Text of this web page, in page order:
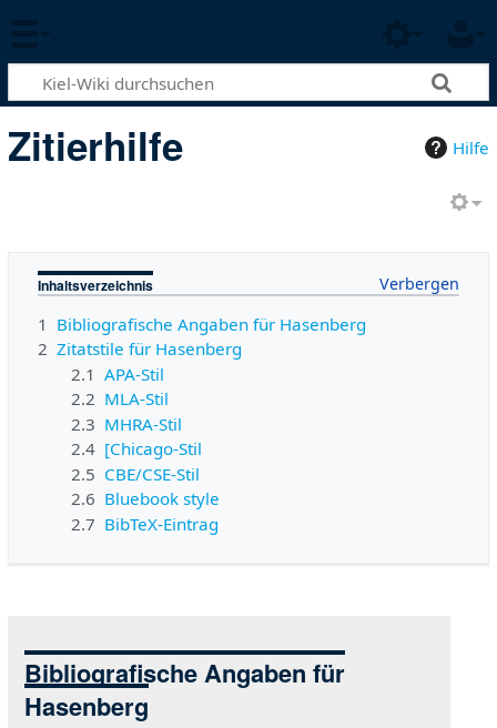
Hilfe
Zitierhilfe
Inhaltsverzeichnis
1 Bibliografische Angaben für Hasenberg
2 Zitatstile für Hasenberg
2.1 APA-Stil
2.2 MLA-Stil
2.3 MHRA-Stil
2.4 [Chicago-Stil
2.5 CBE/CSE-Stil
2.6 Bluebook style
2.7 BibTeX-Eintrag
Bibliografische Angaben für
Hasenberg